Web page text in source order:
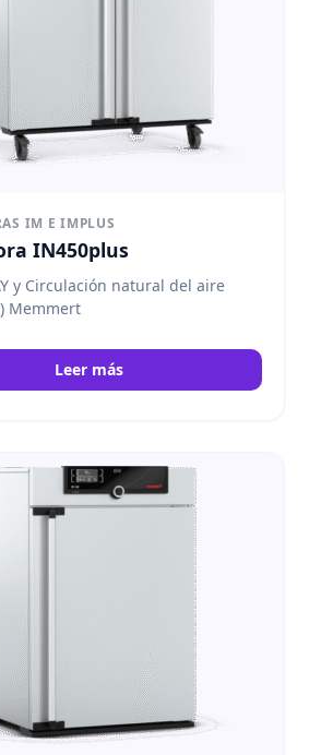
IM E IMPLUS
IN450plus
y Circulación natural del aire
Memmert
Leer más